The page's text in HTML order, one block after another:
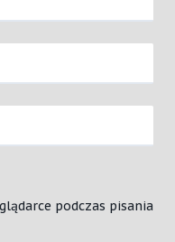
podczas pisania